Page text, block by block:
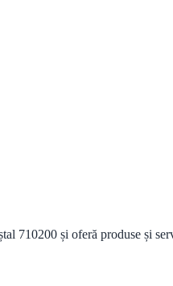
710200 și oferă produse și